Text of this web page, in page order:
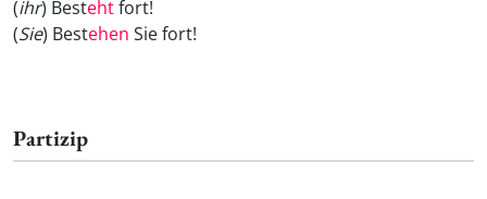
(ihr) Bestehtfort!
(Sie) Bestehen Sie fort!
Partizip